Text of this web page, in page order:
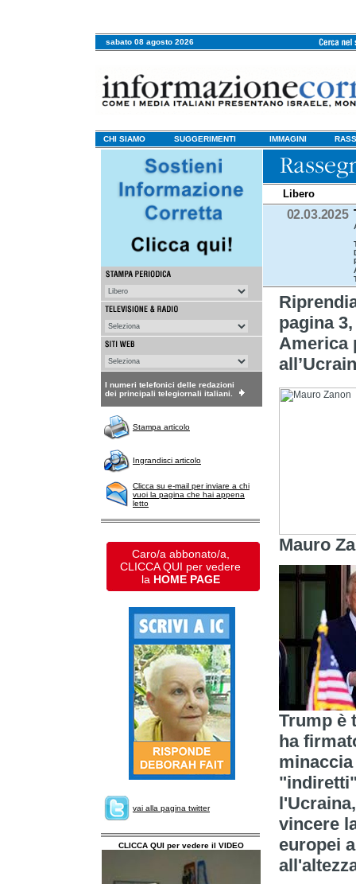
sabato 08 agosto 2026
CHI SIAMO SUGGERIMENTI IMMAGINI
I numeri telefonici delle redazioni
dei principali telegiornali italiani.
Stampa articolo
Ingrandisci articolo
Clicca su e-mail per inviare a chi
vuoi la pagina che hai appena
letto
Caro/a abbonato/a,
CLICCA QUI per vedere
la HOME PAGE
vai alla pagina twitter
CLICCA QUI per vedere il VIDEO
Libero
02.03.2025
pagina
America
Mauro
Trump è
ha
vincere
europei